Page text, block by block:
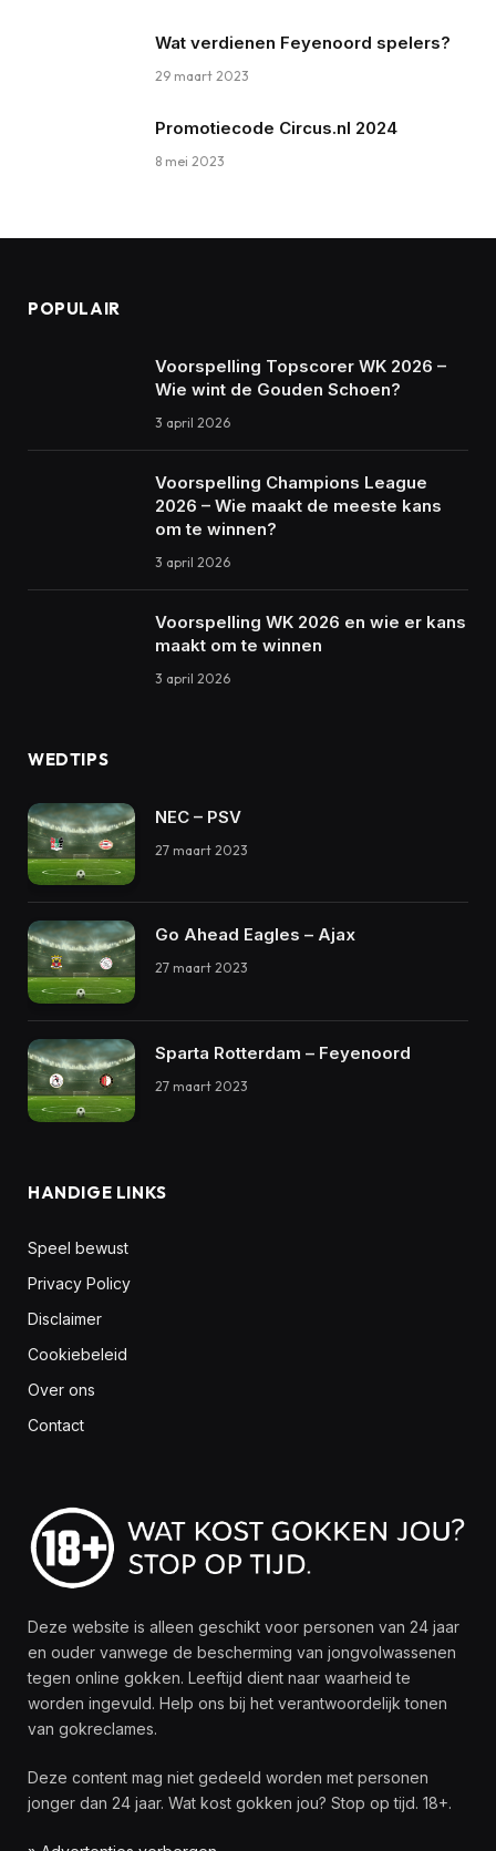
Wat verdienen Feyenoord spelers?
29 maart 2023
Promotiecode Circus.nl 2024
8 mei 2023
POPULAIR
Voorspelling Topscorer WK 2026 –
Wie wint de Gouden Schoen?
3 april 2026
Voorspelling Champions League
2026 – Wie maakt de meeste kans
om te winnen?
3 april 2026
Voorspelling WK 2026 en wie er kans
maakt om te winnen
3 april 2026
WEDTIPS
NEC – PSV
27 maart 2023
Go Ahead Eagles – Ajax
27 maart 2023
Sparta Rotterdam – Feyenoord
27 maart 2023
HANDIGE LINKS
Speel bewust
Privacy Policy
Disclaimer
Cookiebeleid
Over ons
Contact
Deze website is alleen geschikt voor personen van 24 jaar
en ouder vanwege de bescherming van jongvolwassenen
tegen online gokken. Leeftijd dient naar waarheid te
worden ingevuld. Help ons bij het verantwoordelijk tonen
van gokreclames.
Deze content mag niet gedeeld worden met personen
jonger dan 24 jaar. Wat kost gokken jou? Stop op tijd. 18+.